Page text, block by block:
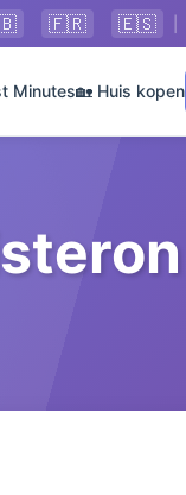
🇫🇷 🇪🇸
Minutes🏡 Huis kopen